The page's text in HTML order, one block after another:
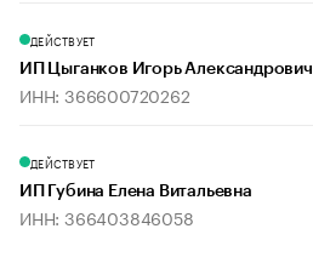
ДЕЙСТВУЕТ
ИП Цыганков Игорь Александрович
ИНН: 366600720262
ДЕЙСТВУЕТ
ИП Губина Елена Витальевна
ИНН: 366403846058